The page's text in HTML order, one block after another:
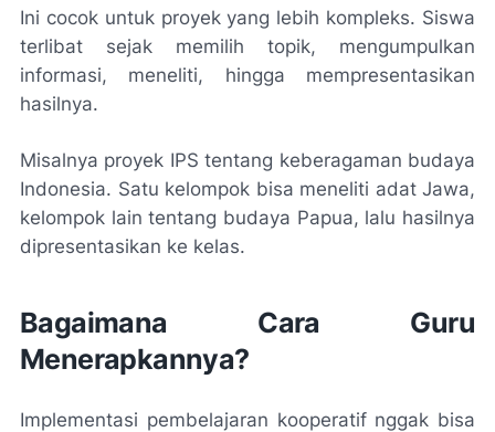
Ini cocok untuk proyek yang lebih kompleks. Siswa
terlibat sejak memilih topik, mengumpulkan
informasi, meneliti, hingga mempresentasikan
hasilnya.
Misalnya proyek IPS tentang keberagaman budaya
Indonesia. Satu kelompok bisa meneliti adat Jawa,
kelompok lain tentang budaya Papua, lalu hasilnya
dipresentasikan ke kelas.
Bagaimana Cara Guru
Menerapkannya?
Implementasi pembelajaran kooperatif nggak bisa